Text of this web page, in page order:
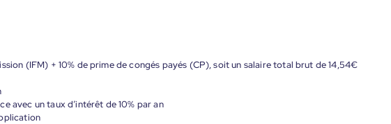
(IFM) + 10% de prime de congés payés (CP), soit un salaire total brut de 14,54€
avec un taux d’intérêt de 10% par an